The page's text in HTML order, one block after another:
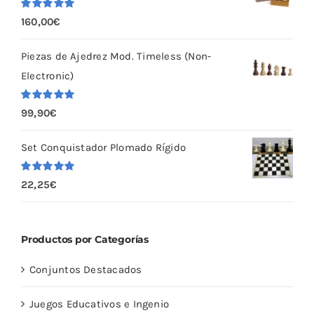
Valorado
con 5.00
160,00€
Piezas de Ajedrez Mod. Timeless (Non-
Electronic)
Valorado
con 5.00
99,90€
Set Conquistador Plomado Rígido
Valorado
con
5.00
22,25€
Productos por Categorías
Conjuntos Destacados
Juegos Educativos e Ingenio